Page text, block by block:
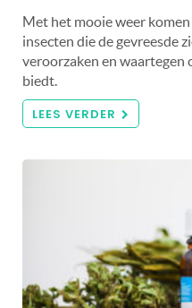
Met het mooie weer
insecten die de gevreesde
veroorzaken en waartegen
biedt.
LEES VERDER